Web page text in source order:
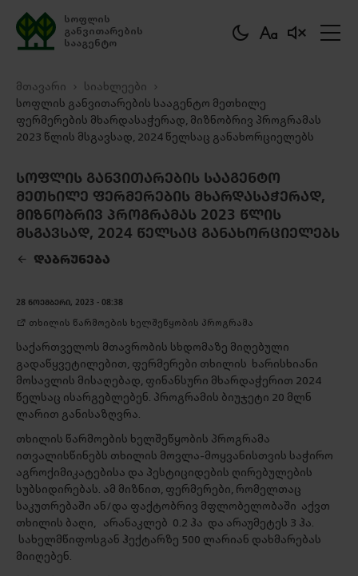
სოფლის
განვითარების
სააგენტო
მთავარი
სიახლეები
სოფლის განვითარების სააგენტო მეთხილე
ფერმერების მხარდასაჭერად, მიზნობრივ პროგრამას
2023 წლის მსგავსად, 2024 წელსაც განახორციელებს
ᲡᲝᲤᲚᲘᲡ ᲒᲐᲜᲕᲘᲗᲐᲠᲔᲑᲘᲡ ᲡᲐᲐᲒᲔᲜᲢᲝ
ᲛᲔᲗᲮᲘᲚᲔ ᲤᲔᲠᲛᲔᲠᲔᲑᲘᲡ ᲛᲮᲐᲠᲓᲐᲡᲐᲭᲔᲠᲐᲓ,
ᲛᲘᲖᲜᲝᲑᲠᲘᲕ ᲞᲠᲝᲒᲠᲐᲛᲐᲡ 2023 ᲬᲚᲘᲡ
ᲛᲡᲒᲐᲕᲡᲐᲓ, 2024 ᲬᲔᲚᲡᲐᲪ ᲒᲐᲜᲐᲮᲝᲠᲪᲘᲔᲚᲔᲑᲡ
ᲓᲐᲑᲠᲣᲜᲔᲑᲐ
28 ᲜᲝᲔᲛᲑᲔᲠᲘ, 2023 - 08:38
თხილის წარმოების ხელშეწყობის პროგრამა
საქართველოს მთავრობის სხდომაზე მიღებული
გადაწყვეტილებით, ფერმერები თხილის ხარისხიანი
მოსავლის მისაღებად, ფინანსური მხარდაჭერით 2024
წელსაც ისარგებლებენ. პროგრამის ბიუჯეტი 20 მლნ
ლარით განისაზღვრა.
თხილის წარმოების ხელშეწყობის პროგრამა
ითვალისწინებს თხილის მოვლა-მოყვანისთვის საჭირო
აგროქიმიკატებისა და პესტიციდების ღირებულების
სუბსიდირებას. ამ მიზნით, ფერმერები, რომელთაც
საკუთრებაში ან/და ფაქტობრივ მფლობელობაში აქვთ
თხილის ბაღი, არანაკლებ 0.2 ჰა და არაუმეტეს 3 ჰა.
სახელმწიფოსგან ჰექტარზე 500 ლარიან დახმარებას
მიიღებენ.